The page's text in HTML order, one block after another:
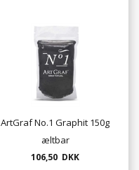
ArtGraf No.1 Graphit 150g
æltbar
106,50 DKK